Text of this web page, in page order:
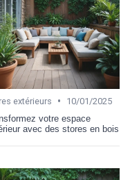
extérieurs •
10/01/2025
votre espace
avec des stores en bois